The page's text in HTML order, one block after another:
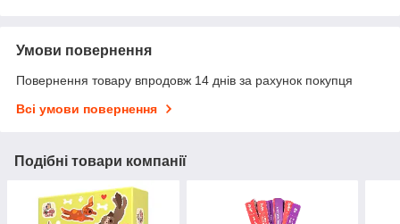
Умови повернення
Повернення товару впродовж 14 днів за рахунок покупця
Всі умови повернення
Подібні товари компанії